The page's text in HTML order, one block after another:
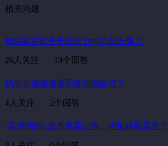
相关问题
如何鉴赏奶牛关站长Yoge的新头像？
26人关注 19个回答
奶牛关增加邀请回答功能如何？
4人关注 2个回答
[新增功能] 发布更新公告，增加获取渠道？